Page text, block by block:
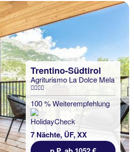
Trentino-Südtirol
Agriturismo La Dolce Mela
100 % Weiterempfehlung
7 Nächte, ÜF, XX